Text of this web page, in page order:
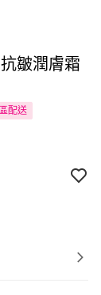
皺潤膚霜
配送